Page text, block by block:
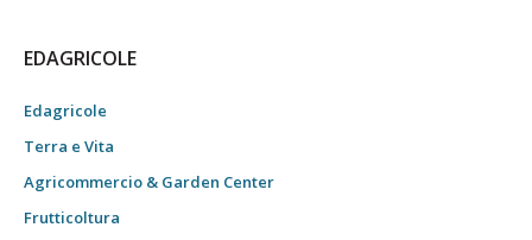
EDAGRICOLE
Edagricole
Terra e Vita
Agricommercio & Garden Center
Frutticoltura